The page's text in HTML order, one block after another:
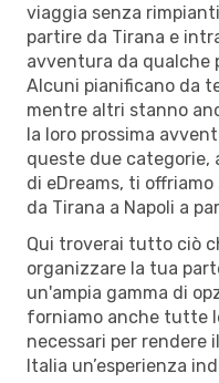
viaggia senza
partire da Tirana e
avventura da qualche
Alcuni pianificano da
mentre altri stanno
la loro prossima
queste due categorie,
di eDreams, ti
da Tirana a Napoli a
Qui troverai tutto ciò
organizzare la tua
un'ampia gamma di
forniamo anche tutte
necessari per rendere
Italia un’esperienza